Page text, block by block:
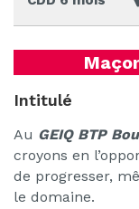
Intitulé
Au GEIQ BTP
croyons en
de progresser,
le domaine.